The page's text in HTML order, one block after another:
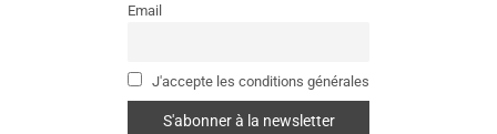
Email
J'accepte les conditions générales